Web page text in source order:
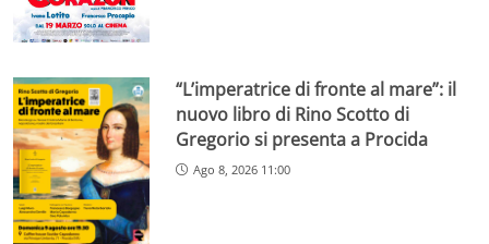
“L’imperatrice di fronte al mare”: il
nuovo libro di Rino Scotto di
Gregorio si presenta a Procida
Ago 8, 2026 11:00